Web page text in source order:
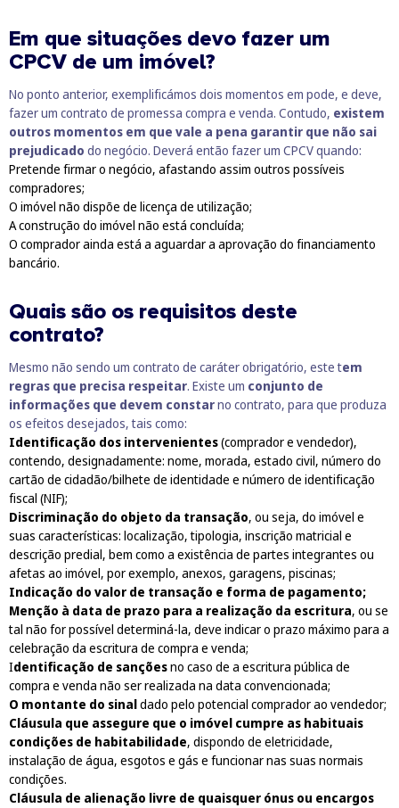
Em que situações devo fazer um
CPCV de um imóvel?
No ponto anterior, exemplificámos dois momentos em pode, e deve,
fazer um contrato de promessa compra e venda. Contudo, existem
outros momentos em que vale a pena garantir que não sai
prejudicado do negócio. Deverá então fazer um CPCV quando:
Pretende firmar o negócio, afastando assim outros possíveis
compradores;
O imóvel não dispõe de licença de utilização;
A construção do imóvel não está concluída;
O comprador ainda está a aguardar a aprovação do financiamento
bancário.
Quais são os requisitos deste
contrato?
Mesmo não sendo um contrato de caráter obrigatório, este tem
regras que precisa respeitar. Existe um conjunto de
informações que devem constarno contrato, para que produza
os efeitos desejados, tais como:
Identificação dos intervenientes(comprador e vendedor),
contendo, designadamente: nome, morada, estado civil, número do
cartão de cidadão/bilhete de identidade e número de identificação
fiscal (NIF);
Discriminação do objeto da transação, ou seja, do imóvel e
suas características: localização, tipologia, inscrição matricial e
descrição predial, bem como a existência de partes integrantes ou
afetas ao imóvel, por exemplo, anexos, garagens, piscinas;
Indicação do valor de transação e forma de pagamento;
Menção à data de prazo para a realização da escritura, ou se
tal não for possível determiná-la, deve indicar o prazo máximo para a
celebração da escritura de compra e venda;
Identificação de sançõesno caso de a escritura pública de
compra e venda não ser realizada na data convencionada;
O montante do sinaldado pelo potencial comprador ao vendedor;
Cláusula que assegure que o imóvel cumpre as habituais
condições de habitabilidade, dispondo de eletricidade,
instalação de água, esgotos e gás e funcionar nas suas normais
condições.
Cláusula de alienação livre de quaisquer ónus ou encargos